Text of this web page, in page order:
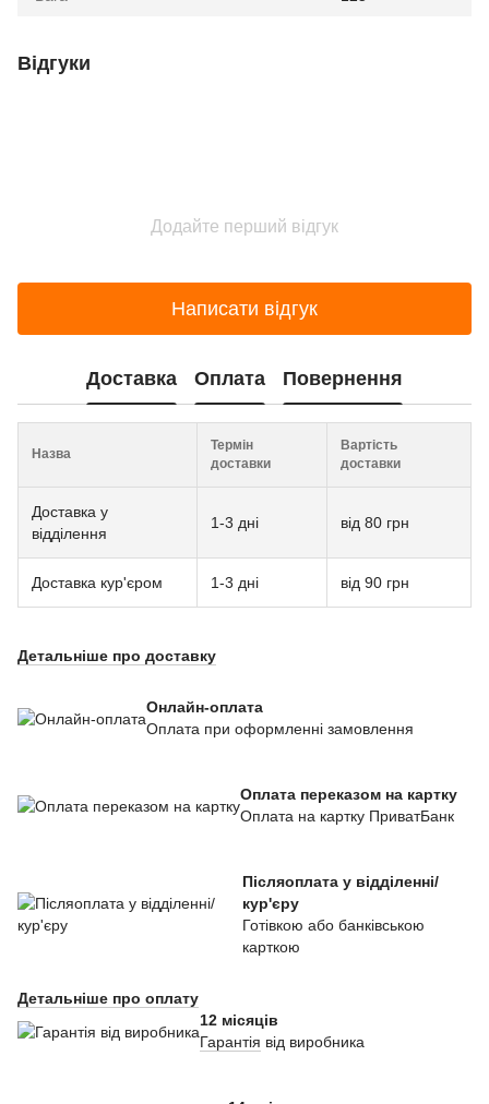
Відгуки
Додайте перший відгук
Написати відгук
Доставка Оплата Повернення
Назва
Термін
доставки
Вартість
доставки
Доставка у
відділення
1-3 дні від 80 грн
Доставка кур'єром 1-3 дні від 90 грн
Детальніше про доставку
Онлайн-оплата
Оплата при оформленні замовлення
Оплата переказом на картку
Оплата на картку ПриватБанк
Післяоплата у відділенні/
кур'єру
Готівкою або банківською
карткою
Детальніше про оплату
12 місяців
Гарантія від виробника